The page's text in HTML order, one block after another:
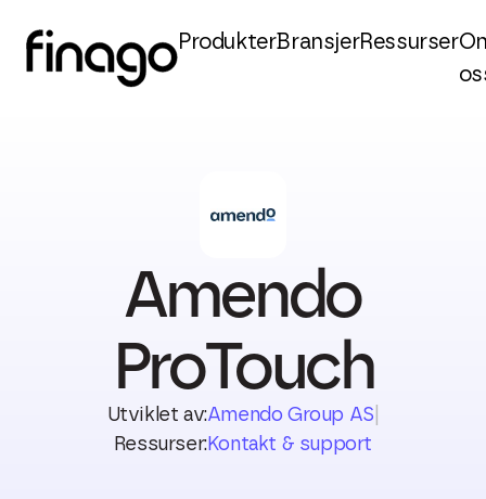
ProdukterBransjerRessurser
Amendo
ProTouch
Utviklet av:Amendo Group AS
Ressurser:Kontakt & support